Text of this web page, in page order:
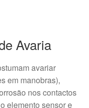
Avaria
avariar
em manobras),
nos contactos
elemento sensor e